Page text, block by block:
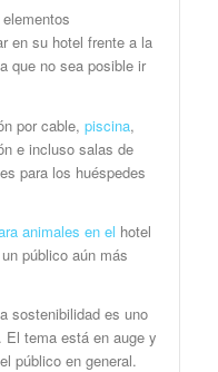
en su hotel frente a la
que no sea posible ir
por cable, piscina,
e incluso salas de
para los huéspedes
animales en el hotel
público aún más
sostenibilidad es uno
El tema está en auge y
público en general.